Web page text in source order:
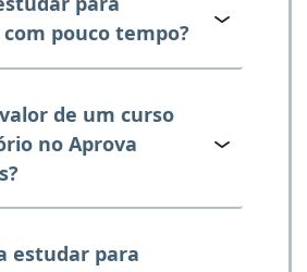
pouco tempo?
de um curso
no Aprova
estudar para